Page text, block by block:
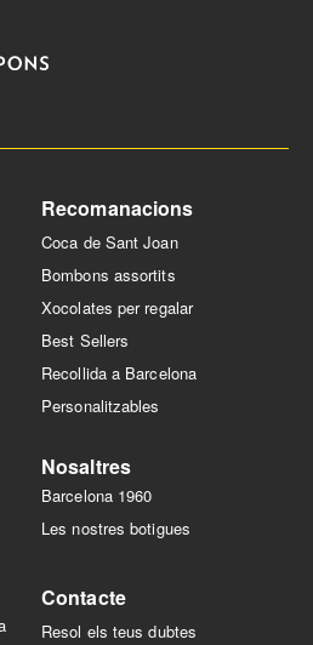
Recomanacions
Coca de Sant Joan
Bombons assortits
Xocolates per regalar
Best Sellers
Recollida a Barcelona
Personalitzables
Nosaltres
Barcelona 1960
Les nostres botigues
Contacte
Resol els teus dubtes